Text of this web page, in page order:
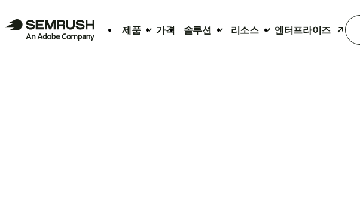
제품 가격 솔루션 리소스 엔터프라이즈